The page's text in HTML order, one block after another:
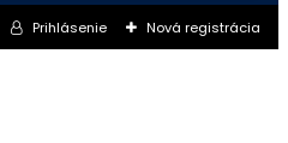
Prihlásenie Nová registrácia